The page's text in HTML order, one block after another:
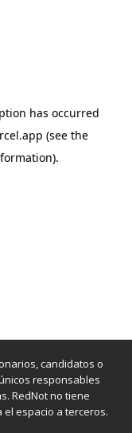
candidatos o
responsables
RedNot no tiene
espacio a terceros.